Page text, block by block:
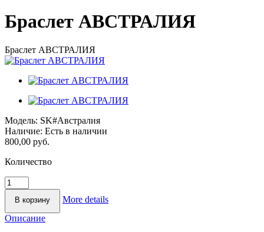
Браслет АВСТРАЛИЯ
Браслет АВСТРАЛИЯ
Модель: SK#Австралия
Наличие: Есть в наличии
800,00 руб.
Количество
More details
Описание